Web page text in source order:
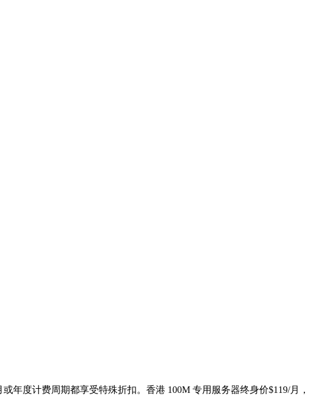
年度计费周期都享受特殊折扣。香港 100M 专用服务器终身价$119/月，